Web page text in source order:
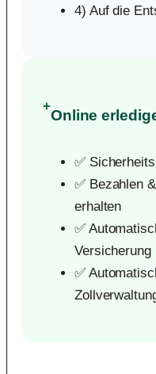
4) Auf die
+
Online
✅
✅ Bezahlen
erhalten
✅
Versicherung
✅